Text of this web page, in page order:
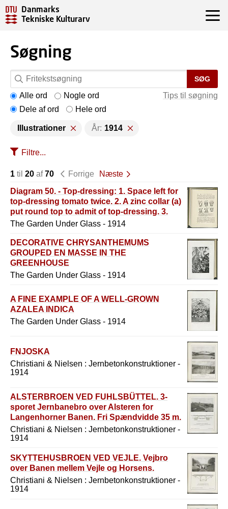
Danmarks
Tekniske Kulturarv
Søgning
SØG
Tips til søgning
Alle ord
Nogle ord
Dele af ord
Hele ord
Illustrationer År: 1914
Filtre...
1 til 20 af70 Forrige
Næste
Diagram 50. - Top-dressing: 1. Space left for
top-dressing tomato twice. 2. A zinc collar (a)
put round top to admit of top-dressing. 3.
The same idea carried out by the making a
dressing. Turves (c) set beneath a pot plant
for the escaping roots to feed upom. 5. A
box of soil (d) set beneath for the same
purpose. 6. Some soil taken away from old
The Garden Under Glass - 1914
DECORATIVE CHRYSANTHEMUMS
GROUPED EN MASSE IN THE
GREENHOUSE
The Garden Under Glass - 1914
A FINE EXAMPLE OF A WELL-GROWN
AZALEA INDICA
The Garden Under Glass - 1914
FNJOSKA
Christiani & Nielsen : Jernbetonkonstruktioner -
1914
ALSTERBROEN VED FUHLSBÜTTEL. 3-
sporet Jernbanebro over Alsteren for
Langenhorner Banen. Fri Spændvidde 35 m.
Christiani & Nielsen : Jernbetonkonstruktioner -
1914
SKYTTEHUSBROEN VED VEJLE. Vejbro
over Banen mellem Vejle og Horsens.
Christiani & Nielsen : Jernbetonkonstruktioner -
1914